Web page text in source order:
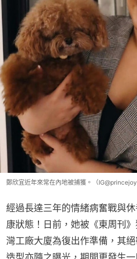
鄭欣宜近年來常在內地被捕獲。（
經過長達三年的情緒病奮戰與
康狀態！日前，她被《東周刊
灣工廠大廈為復出作準備，其